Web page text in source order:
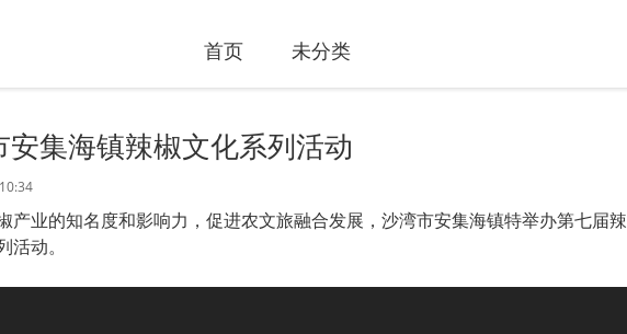
首页 未分类
安集海镇辣椒文化系列活动
产业的知名度和影响力，促进农文旅融合发展，沙湾市安集海镇特举办第七届辣
活动。